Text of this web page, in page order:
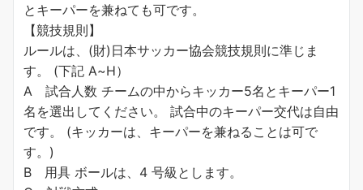
とキーパーを兼ねても可です。
【競技規則】
ルールは、(財)日本サッカー協会競技規則に準じま
す。 (下記 A~H）
A 試合人数 チームの中からキッカー5名とキーパー1
名を選出してください。 試合中のキーパー交代は自由
です。 (キッカーは、キーパーを兼ねることは可で
す。)
B 用具 ボールは、4 号級とします。